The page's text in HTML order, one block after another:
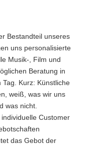
Bestandteil unseres
uns personalisierte
Musik-, Film und
Beratung in
Kurz: Künstliche
weiß, was wir uns
was nicht.
Customer
das Gebot der